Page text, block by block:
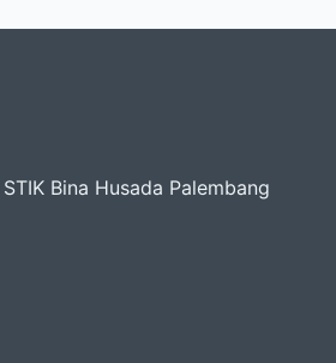
Bina Husada Palembang